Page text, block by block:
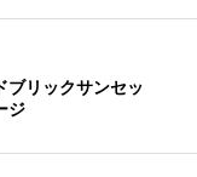
ブリックサンセッ
ジ